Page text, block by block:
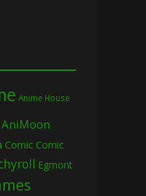
Anime House
AniMoon
Comic Comic
Egmont